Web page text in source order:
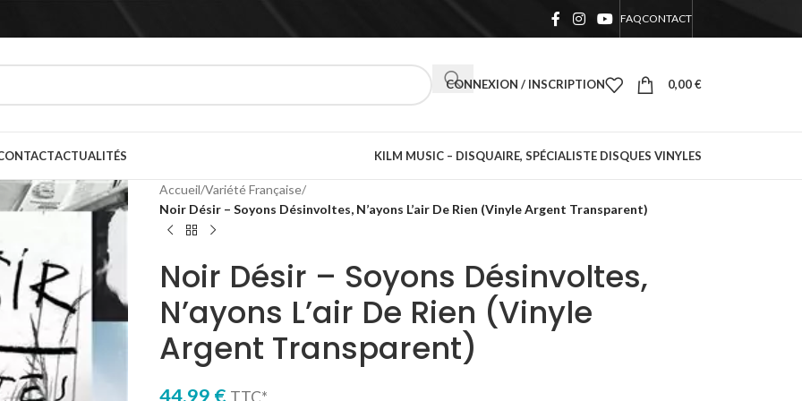
FAQCONTACT
CONNEXION / INSCRIPTION 0,00€
ACTUALITÉS KILM MUSIC – DISQUAIRE, SPÉCIALISTE DISQUES VINYLES
Accueil/Variété Française/
Noir Désir – Soyons Désinvoltes, N’ayons L’air De Rien (Vinyle Argent Transparent)
Noir Désir – Soyons Désinvoltes,
N’ayons L’air De Rien (Vinyle
Argent Transparent)
44,99 € TTC*